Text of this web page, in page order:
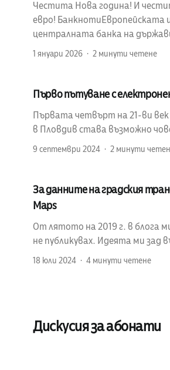
Честита Нова година! И
евро! БанкнотиЕвропейската
централната банка на
1 януари 2026 2 минути четене
Първо пътуване с
Първата четвърт на 21-ви
в Пловдив става възможно
9 септември 2024 2 минути
За данните на градския
Maps
От лятото на 2019 г. в блога
не публикувах. Идеята ми зад
18 юли 2024 4 минути четене
Дискусия за абонати